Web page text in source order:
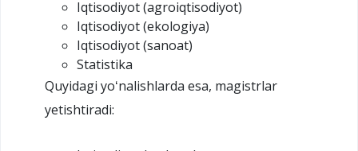
Iqtisodiyot (agroiqtisodiyot)
Iqtisodiyot (ekologiya)
Iqtisodiyot (sanoat)
Statistika
Quyidagi yoʻnalishlarda esa, magistrlar
yetishtiradi: